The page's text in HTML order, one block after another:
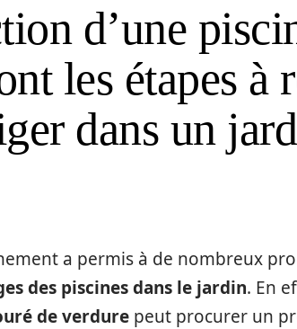
d’une
les étapes à
dans un
a permis à de nombreux
des piscines dans le jardin. En
de verdure peut procurer un